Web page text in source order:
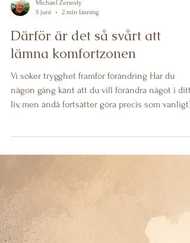
5 juni
2 min läsning
Därför är det så svårt att
lämna komfortzonen
Vi söker trygghet framför förändring Har du
mål eller idéer som vi skjuter på framtiden. Inte
programmerad att söka trygghet. Det bekanta
lyckliga. Därför kan människor stanna kvar i jobb
de vantrivs med, relationer som inte utvecklas e